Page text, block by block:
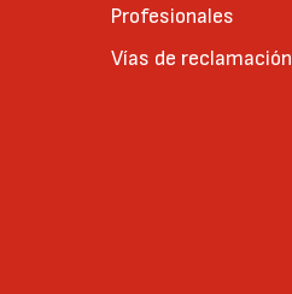
Profesionales
Vías de reclamación